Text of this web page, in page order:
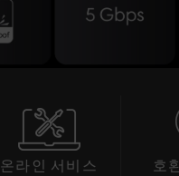
온라인 서비스 호